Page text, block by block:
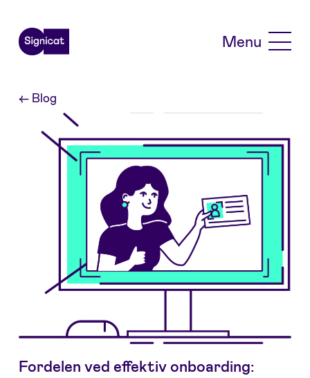
Menu
←Blog
Fordelen ved effektiv onboarding: